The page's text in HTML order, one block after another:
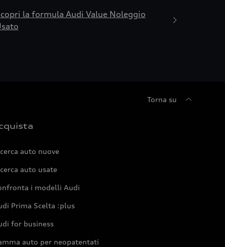
la formula Audi Value Noleggio
Torna su
auto nuove
auto usate
i modelli Audi
Prima Scelta :plus
for business
auto per neopatentati